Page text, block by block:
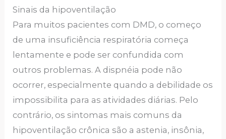
Sinais da hipoventilação
Para muitos pacientes com DMD, o começo
de uma insuficiência respiratória começa
lentamente e pode ser confundida com
outros problemas. A dispnéia pode não
ocorrer, especialmente quando a debilidade os
impossibilita para as atividades diárias. Pelo
contrário, os sintomas mais comuns da
hipoventilação crônica são a astenia, insônia,